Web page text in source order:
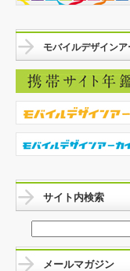
モバイルデザイン
サイト内検索
メールマガジン